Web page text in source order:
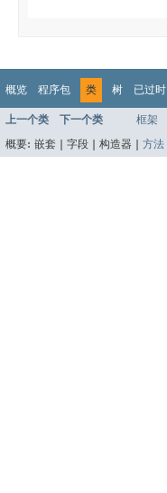
概览 程序包 类 树 已过时
上一个类 下一个类 框架
概要: 嵌套 | 字段 | 构造器 | 方法